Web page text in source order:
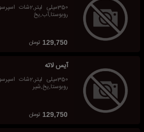
روبوستا,آب,یخ
129,750 تومان
آیس لاته
روبوستا,یخ,شیر
129,750 تومان